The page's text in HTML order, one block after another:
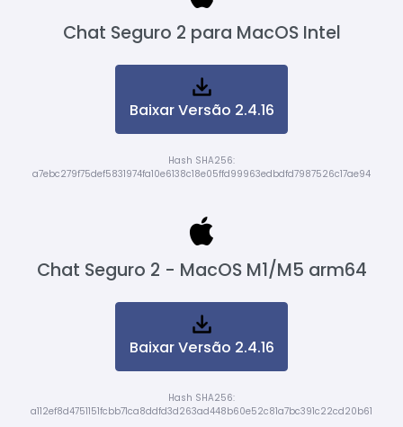
Chat Seguro 2 para MacOS Intel
Baixar Versão 2.4.16
Hash SHA256:
a7ebc279f75def5831974fa10e6138c18e05ffd99963edbdfd7987526c17ae94
Chat Seguro 2 - MacOS M1/M5 arm64
Baixar Versão 2.4.16
Hash SHA256:
a112ef8d4751151fcbb71ca8ddfd3d263ad448b60e52c81a7bc391c22cd20b61